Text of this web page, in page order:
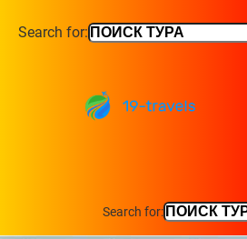
Search for:
Search for: